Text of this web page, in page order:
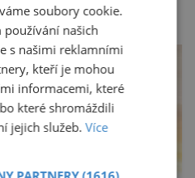
Jejím autorem je
designu Philippe Starck,
založení značky
ve
ale
kapkový tvar zelené
vzniku společnosti
soubory cookie.
používání našich
s našimi reklamními
kteří je mohou
informacemi, které
které shromáždili
jejich služeb.Více